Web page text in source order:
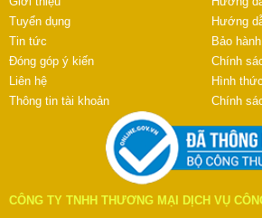
Tuyển dụng
Tin tức
Đóng góp ý kiến
Liên hệ
Thông tin tài khoản
Hướng
Bảo
Chính
Hình
Chính
CÔNG TY TNHH THƯƠNG MẠI DỊCH VỤ